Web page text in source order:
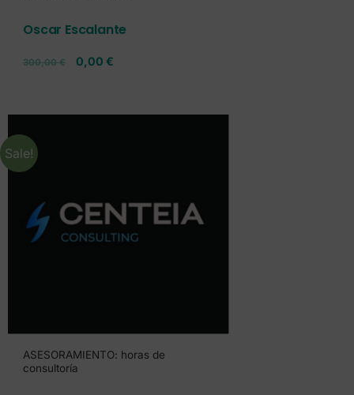
Oscar Escalante
300,00€ 0,00 €
Sale!
ASESORAMIENTO: horas de
consultoría